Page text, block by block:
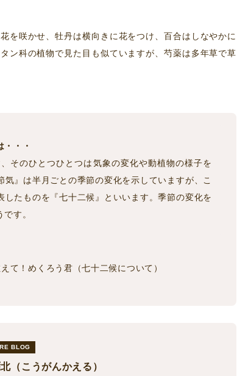
を咲かせ、牡丹は横向きに花をつけ、百合はしなやかに
ン科の植物で見た目も似ていますが、芍薬は多年草で草
・・
そのひとつひとつは気象の変化や動植物の様子を
』は半月ごとの季節の変化を示していますが、こ
たものを『七十二候』といいます。季節の変化を
す。
！めくろう君（七十二候について）
BLOG
（こうがんかえる）